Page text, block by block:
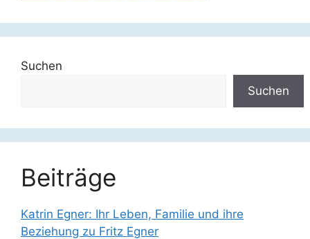
Suchen
Suchen
Beiträge
Katrin Egner: Ihr Leben, Familie und ihre
Beziehung zu Fritz Egner